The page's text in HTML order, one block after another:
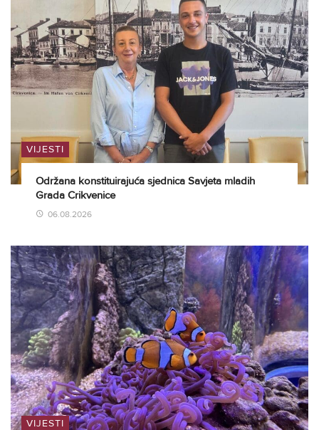
VIJESTI
Održana konstituirajuća sjednica Savjeta mladih
Grada Crikvenice
06.08.2026
VIJESTI